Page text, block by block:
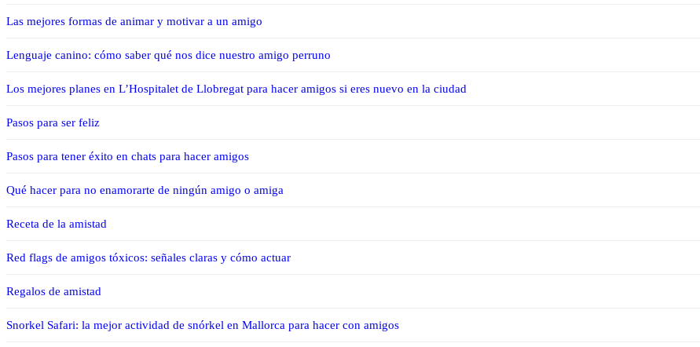
Las mejores formas de animar y motivar a un amigo
Lenguaje canino: cómo saber qué nos dice nuestro amigo perruno
Los mejores planes en L’Hospitalet de Llobregat para hacer amigos si eres nuevo en la ciudad
Pasos para ser feliz
Pasos para tener éxito en chats para hacer amigos
Qué hacer para no enamorarte de ningún amigo o amiga
Receta de la amistad
Red flags de amigos tóxicos: señales claras y cómo actuar
Regalos de amistad
Snorkel Safari: la mejor actividad de snórkel en Mallorca para hacer con amigos